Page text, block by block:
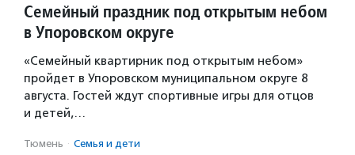
Семейный праздник под открытым небом
в Упоровском округе
«Семейный квартирник под открытым небом»
пройдет в Упоровском муниципальном округе 8
августа. Гостей ждут спортивные игры для отцов
и детей,…
Тюмень · Семья и дети